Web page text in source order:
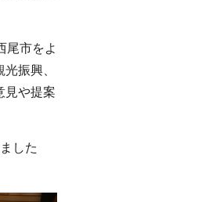
尾市をよ
振興、
見や提案
した